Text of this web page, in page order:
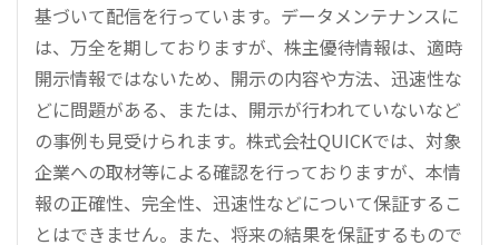
基づいて配信を行っています。データメンテナンスに
は、万全を期しておりますが、株主優待情報は、適時
開示情報ではないため、開示の内容や方法、迅速性な
どに問題がある、または、開示が行われていないなど
の事例も見受けられます。株式会社QUICKでは、対象
企業への取材等による確認を行っておりますが、本情
報の正確性、完全性、迅速性などについて保証するこ
とはできません。また、将来の結果を保証するもので